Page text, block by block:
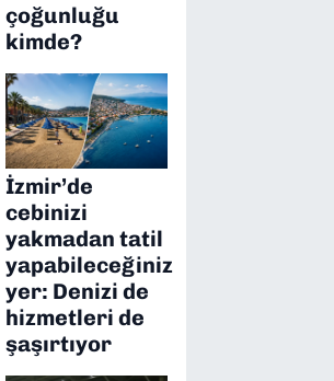
çoğunluğu
kimde?
İzmir’de
cebinizi
yakmadan tatil
yapabileceğiniz
yer: Denizi de
hizmetleri de
şaşırtıyor